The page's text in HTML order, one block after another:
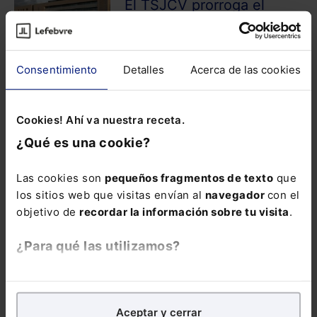
Consentimiento Detalles Acerca de las cookies
Cookies! Ahí va nuestra receta.
¿Qué es una cookie?
Las cookies son pequeños fragmentos de texto que
los sitios web que visitas envían al navegador con el
objetivo de recordar la información sobre tu visita.
¿Para qué las utilizamos?
analíticospara tratar demejorar tu experienciaen
Aceptar y cerrar
El TSJCV prorroga el
acuerdo que exime de ir
a sedes judiciales a
afectados por el
incendio
SECTOR JURÍDICO NOTICIA
Ricardo Bodas,
comisión de salud del
CGPJ, dimite por
discrepancias en los ...